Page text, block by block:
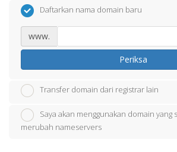
Daftarkan nama domain baru
www.
Periksa
Transfer domain dari registrar lain
Saya akan menggunakan domain yang
merubah nameservers